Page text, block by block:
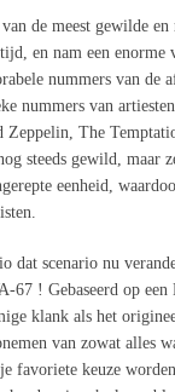
de meest gewilde en
en nam een ​​enorme
nummers van de
nummers van
Zeppelin, The
steeds gewild, maar
eenheid,
dat scenario nu
67 ! Gebaseerd op een
klank als het
van zowat alles
favoriete keuze